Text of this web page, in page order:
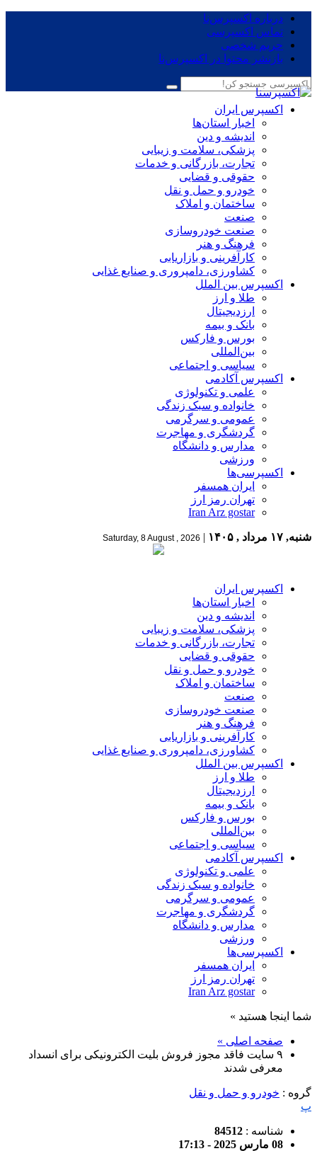
درباره اکسپرس‌نا
تماس اکسپرسی
حریم شخصی
بازنشر محتوا در اکسپرس‌نا
اکسپرس ایران
اخبار استان‌ها
اندیشه و دین
پزشکی، سلامت و زیبایی
تجارت، بازرگانی و خدمات
حقوقی و قضایی
خودرو و حمل و نقل
ساختمان و املاک
صنعت
صنعت خودروسازی
فرهنگ و هنر
کارآفرینی و بازاریابی
کشاورزی، دامپروری و صنایع غذایی
اکسپرس بین الملل
طلا و ارز
ارزدیجیتال
بانک و بیمه
بورس و فارکس
بین‌المللی
سیاسی و اجتماعی
اکسپرس آکادمی
علمی و تکنولوژی
خانواده و سبک زندگی
عمومی و سرگرمی
گردشگری و مهاجرت
مدارس و دانشگاه
ورزشی
اکسپرسی‌ها
ایران همسفر
تهران رمز ارز
Iran Arz gostar
شنبه, ۱۷ مرداد , ۱۴۰۵ |
Saturday, 8 August , 2026
اکسپرس ایران
اخبار استان‌ها
اندیشه و دین
پزشکی، سلامت و زیبایی
تجارت، بازرگانی و خدمات
حقوقی و قضایی
خودرو و حمل و نقل
ساختمان و املاک
صنعت
صنعت خودروسازی
فرهنگ و هنر
کارآفرینی و بازاریابی
کشاورزی، دامپروری و صنایع غذایی
اکسپرس بین الملل
طلا و ارز
ارزدیجیتال
بانک و بیمه
بورس و فارکس
بین‌المللی
سیاسی و اجتماعی
اکسپرس آکادمی
علمی و تکنولوژی
خانواده و سبک زندگی
عمومی و سرگرمی
گردشگری و مهاجرت
مدارس و دانشگاه
ورزشی
اکسپرسی‌ها
ایران همسفر
تهران رمز ارز
Iran Arz gostar
شما اینجا هستید »
صفحه اصلی »
۹ سایت فاقد مجوز فروش بلیت الکترونیکی برای انسداد
معرفی شدند
گروه : خودرو و حمل و نقل
پ
شناسه : 84512
08 مارس 2025 - 17:13